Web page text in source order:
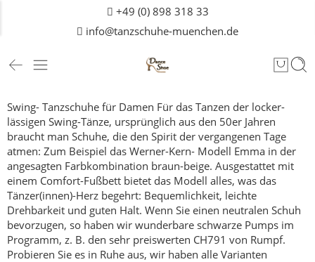
+49 (0) 898 318 33
info@tanzschuhe-muenchen.de
Swing- Tanzschuhe für Damen Für das Tanzen der locker-
lässigen Swing-Tänze, ursprünglich aus den 50er Jahren
braucht man Schuhe, die den Spirit der vergangenen Tage
atmen: Zum Beispiel das Werner-Kern- Modell Emma in der
angesagten Farbkombination braun-beige. Ausgestattet mit
einem Comfort-Fußbett bietet das Modell alles, was das
Tänzer(innen)-Herz begehrt: Bequemlichkeit, leichte
Drehbarkeit und guten Halt. Wenn Sie einen neutralen Schuh
bevorzugen, so haben wir wunderbare schwarze Pumps im
Programm, z. B. den sehr preiswerten CH791 von Rumpf.
Probieren Sie es in Ruhe aus, wir haben alle Varianten